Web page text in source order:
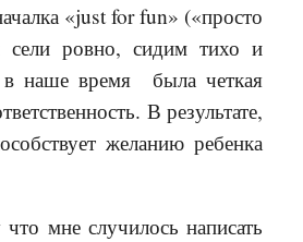
«just for fun» («просто
сели ровно, сидим тихо и
в наше время была четкая
В результате,
желанию ребенка
мне случилось написать